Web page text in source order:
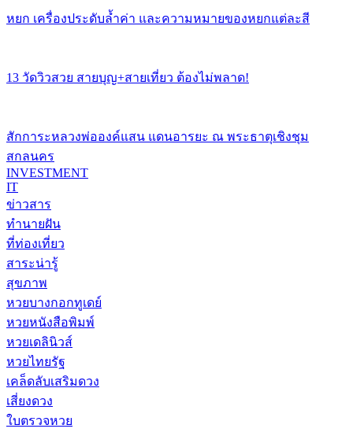
หยก เครื่องประดับล้ำค่า และความหมายของหยกแต่ละสี
13 วัดวิวสวย สายบุญ+สายเที่ยว ต้องไม่พลาด!
สักการะหลวงพ่อองค์แสน แดนอารยะ ณ พระธาตุเชิงชุม
สกลนคร
INVESTMENT
IT
ข่าวสาร
ทำนายฝัน
ที่ท่องเที่ยว
สาระน่ารู้
สุขภาพ
หวยบางกอกทูเดย์
หวยหนังสือพิมพ์
หวยเดลินิวส์
หวยไทยรัฐ
เคล็ดลับเสริมดวง
เสี่ยงดวง
ใบตรวจหวย